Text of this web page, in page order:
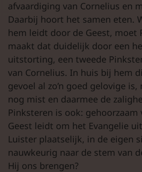
afvaardiging van Cornelius en
Daarbij hoort het samen eten.
hem leidt door de Geest, moet
maakt dat duidelijk door een
uitstorting, een tweede
van Cornelius. In huis bij hem
gevoel al zo’n goed gelovige
nog mist en daarmee de
Pinksteren is ook: gehoorzaam
Geest leidt om het Evangelie
Luister plaatselijk, in de eigen
nauwkeurig naar de stem van
Hij ons brengen?